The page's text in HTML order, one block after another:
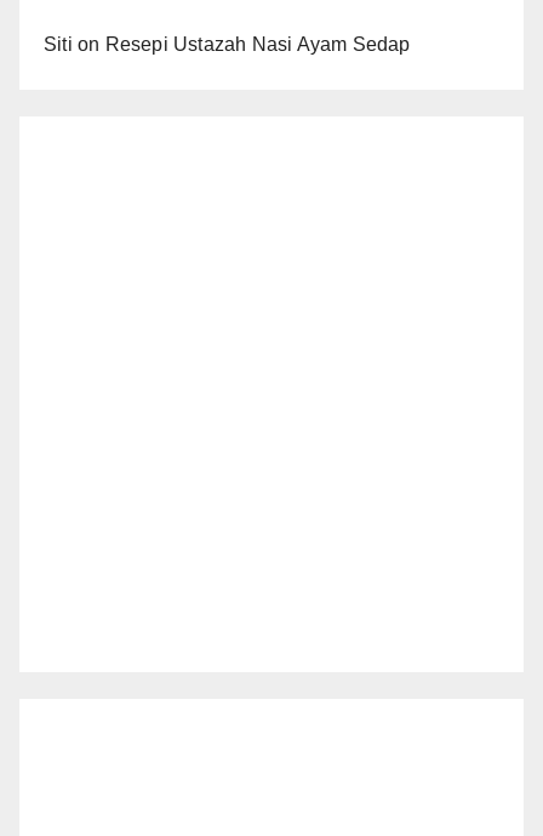
Siti on Resepi Ustazah Nasi Ayam Sedap